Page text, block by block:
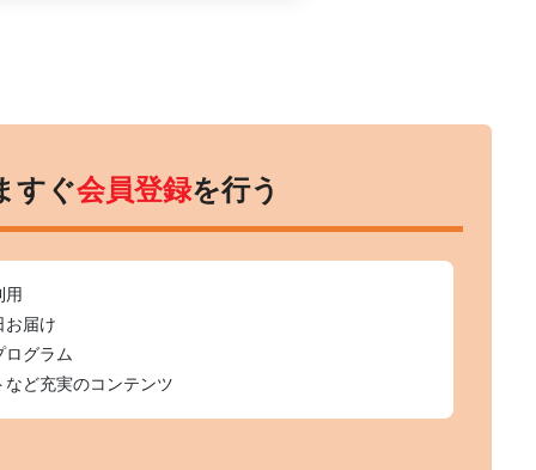
すぐ会員登録を行う
用
お届け
グラム
ど充実のコンテンツ